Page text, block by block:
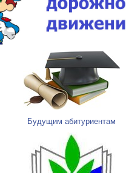
Будущим абитуриентам